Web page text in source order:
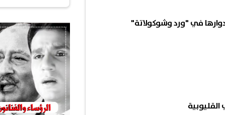
في "ورد وشوكولاتة"